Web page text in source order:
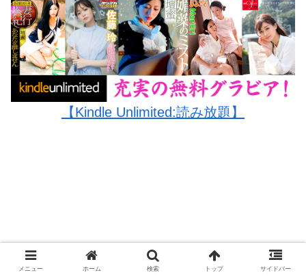
【Kindle Unlimited:読み放題】
メニュー ホーム 検索 トップ サイドバー